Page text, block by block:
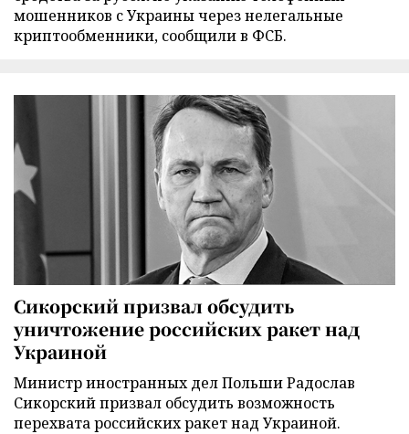
мошенников с Украины через нелегальные
криптообменники, сообщили в ФСБ.
Сикорский призвал обсудить
уничтожение российских ракет над
Украиной
Министр иностранных дел Польши Радослав
Сикорский призвал обсудить возможность
перехвата российских ракет над Украиной.